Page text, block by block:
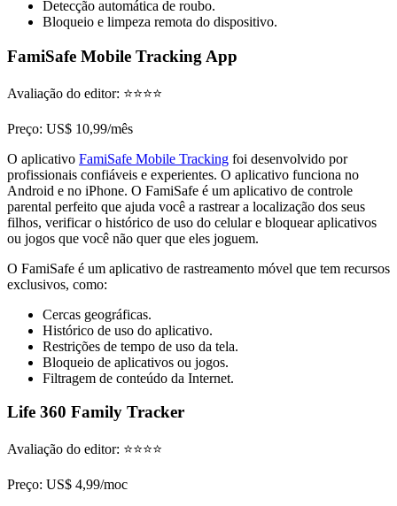
Detecção automática de roubo.
Bloqueio e limpeza remota do dispositivo.
FamiSafe Mobile Tracking App
Avaliação do editor: ⭐⭐⭐⭐
Preço: US$ 10,99/mês
O aplicativo FamiSafe Mobile Tracking foi desenvolvido por
profissionais confiáveis e experientes. O aplicativo funciona no
Android e no iPhone. O FamiSafe é um aplicativo de controle
parental perfeito que ajuda você a rastrear a localização dos seus
filhos, verificar o histórico de uso do celular e bloquear aplicativos
ou jogos que você não quer que eles joguem.
O FamiSafe é um aplicativo de rastreamento móvel que tem recursos
exclusivos, como:
Cercas geográficas.
Histórico de uso do aplicativo.
Restrições de tempo de uso da tela.
Bloqueio de aplicativos ou jogos.
Filtragem de conteúdo da Internet.
Life 360 Family Tracker
Avaliação do editor: ⭐⭐⭐⭐
Preço: US$ 4,99/moc